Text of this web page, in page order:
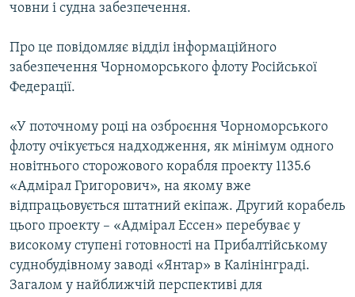
човни і судна забезпечення.
Про це повідомляє відділ інформаційного
забезпечення Чорноморського флоту Російської
Федерації.
«У поточному році на озброєння Чорноморського
флоту очікується надходження, як мінімум одного
новітнього сторожового корабля проекту 1135.6
«Адмірал Григорович», на якому вже
відпрацьовується штатний екіпаж. Другий корабель
цього проекту – «Адмірал Ессен» перебуває у
високому ступені готовності на Прибалтійському
суднобудівному заводі «Янтар» в Калінінграді.
Загалом у найближчій перспективі для